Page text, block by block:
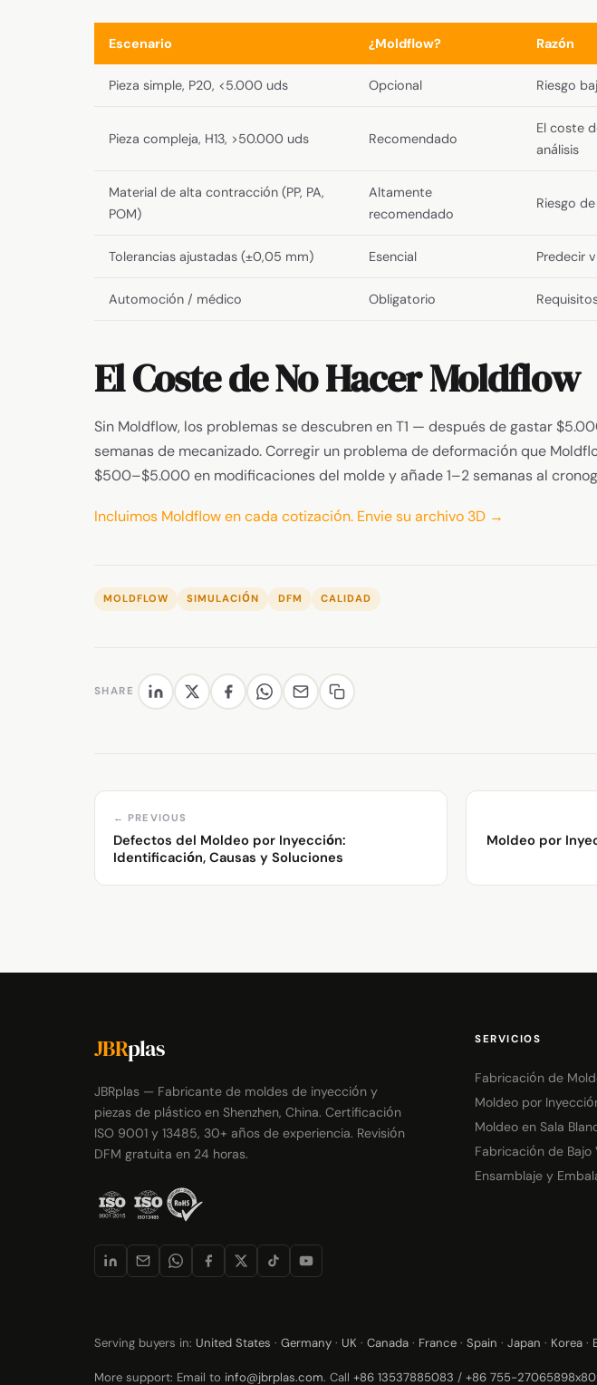
Escenario ¿Moldflow? Razón
Pieza simple, P20, <5.000 uds Opcional Riesgo
Pieza compleja, H13, >50.000 uds Recomendado
El coste
análisis
Material de alta contracción (PP, PA,
POM)
Altamente
recomendado
Riesgo
Tolerancias ajustadas (±0,05 mm) Esencial Predecir
Automoción / médico Obligatorio
El Coste de No Hacer Moldflow
Sin Moldflow, los problemas se descubren en T1 — después de gastar
semanas de mecanizado. Corregir un problema de deformación que
$500–$5.000 en modificaciones del molde y añade 1–2 semanas al
Incluimos Moldflow en cada cotización. Envie su archivo 3D →
MOLDFLOW SIMULACIÓN DFM CALIDAD
SHARE
← PREVIOUS
Defectos del Moldeo por Inyección:
Identificación, Causas y Soluciones
Moldeo por
JBRplas
JBRplas — Fabricante de moldes de inyección y
piezas de plástico en Shenzhen, China. Certificación
ISO 9001 y 13485, 30+ años de experiencia. Revisión
DFM gratuita en 24 horas.
SERVICIOS
Fabricación de
Moldeo por
Moldeo en Sala
Fabricación de Bajo
Ensamblaje y
Serving buyers in: United States · Germany · UK · Canada · France · Spain · Japan · Korea ·
More support: Email to info@jbrplas.com. Call +86 13537885083 / +86 755-